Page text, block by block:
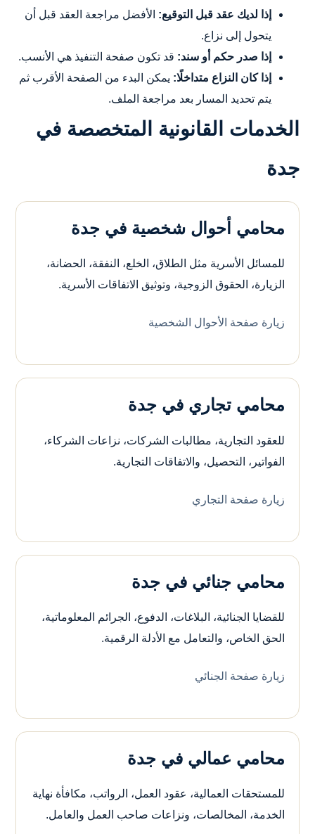
إذا لديك عقد قبل التوقيع: الأفضل مراجعة العقد قبل أن
يتحول إلى نزاع.
إذا صدر حكم أو سند: قد تكون صفحة التنفيذ هي الأنسب.
إذا كان النزاع متداخلًا: يمكن البدء من الصفحة الأقرب ثم
يتم تحديد المسار بعد مراجعة الملف.
الخدمات القانونية المتخصصة في
جدة
محامي أحوال شخصية في جدة
للمسائل الأسرية مثل الطلاق، الخلع، النفقة، الحضانة،
الزيارة، الحقوق الزوجية، وتوثيق الاتفاقات الأسرية.
زيارة صفحة الأحوال الشخصية
محامي تجاري في جدة
للعقود التجارية، مطالبات الشركات، نزاعات الشركاء،
الفواتير، التحصيل، والاتفاقات التجارية.
زيارة صفحة التجاري
محامي جنائي في جدة
للقضايا الجنائية، البلاغات، الدفوع، الجرائم المعلوماتية،
الحق الخاص، والتعامل مع الأدلة الرقمية.
زيارة صفحة الجنائي
محامي عمالي في جدة
للمستحقات العمالية، عقود العمل، الرواتب، مكافأة نهاية
الخدمة، المخالصات، ونزاعات صاحب العمل والعامل.